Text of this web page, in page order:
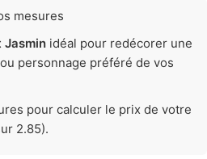
mesures
Jasmin idéal pour redécorer une
personnage préféré de vos
pour calculer le prix de votre
2.85).